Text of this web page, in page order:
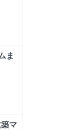
ま
マ